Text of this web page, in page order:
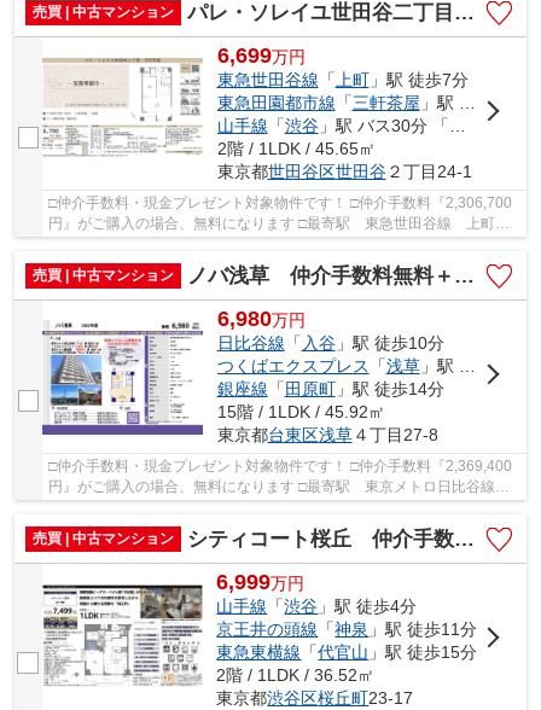
売買 | 中古マンション
パレ・ソレイユ世田谷二丁目 仲介手数料無料＋40万円現金プレゼント中
6,699万円
東急世田谷線 「上町」駅 徒歩7分
東急田園都市線 「三軒茶屋 」駅 バス15分 「松ヶ丘交番前」 停歩1分
山手線 「渋谷」駅 バス30分 「松ヶ丘交番前」 停歩1分
2階 / 1LDK / 45.65㎡
東京都世田谷区世田谷２丁目24-1
□仲介手数料・現金プレゼント対象物件です！ □仲介手数料『2,306,700
円』がご購入の場合、無料になります □最寄駅 東急世田谷線 上町
売買 | 中古マンション
ノバ浅草 仲介手数料無料＋40万円現金プレゼント中
6,980万円
日比谷線 「 入谷」駅 徒歩10分
つくばエクスプレス 「浅草」駅 徒歩9分
銀座線 「 田原町」駅 徒歩14分
15階 / 1LDK / 45.92㎡
東京都台東区浅草４丁目27-8
□仲介手数料・現金プレゼント対象物件です！ □仲介手数料『2,369,400
円』がご購入の場合、無料になります □最寄駅 東京メトロ日比谷線
売買 | 中古マンション
シティコート桜丘 仲介手数料無料＋40万円現金プレゼント中
6,999万円
山手線 「渋谷 」駅 徒歩4分
京王井の頭線 「神泉 」駅 徒歩11分
東急東横線 「代官山 」駅 徒歩15分
2階 / 1LDK / 36.52㎡
東京都渋谷区桜丘町23-17